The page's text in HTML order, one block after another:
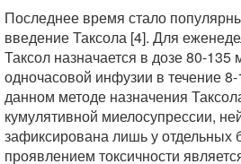
Последнее время стало
введение Таксола [4]. Для
Таксол назначается в дозе 80-
одночасовой инфузии в течение
данном методе назначения
кумулятивной миелосупрессии,
зафиксирована лишь у
проявлением токсичности